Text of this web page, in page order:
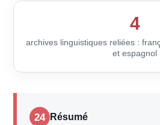
4
archives linguistiques reliées :
et espagnol
24 Résumé